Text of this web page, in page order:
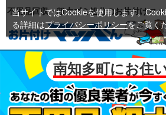
不用品回収・粗大ゴミ処分のお片付けマ
南知多町にお住
当サイトではCookieを使用します。
る詳細はプライバシーポリシーをご覧く